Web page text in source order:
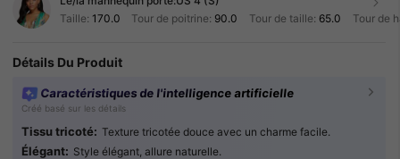
Taille: 170.0 Tour de poitrine: 90.0 Tour de taille: 65.0 Tour de
Détails Du Produit
Caractéristiques de l'intelligence artificielle
Créé basé sur les détails
Tissu tricoté: Texture tricotée douce avec un charme facile.
Élégant: Style élégant, allure naturelle.
4.87 603K Suiveurs